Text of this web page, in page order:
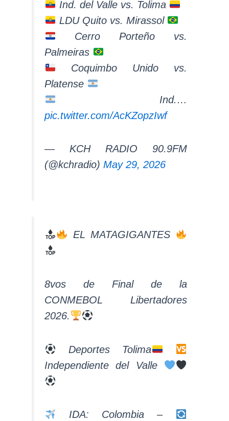
Ind. del Valle vs. Tolima
LDU Quito vs. Mirassol
Cerro Porteño vs.
Palmeiras
Coquimbo Unido vs.
Platense
Ind.…
pic.twitter.com/AcKZopzIwf
— KCH RADIO 90.9FM
(@kchradio)May 29, 2026
EL MATAGIGANTES
8vos de Final de la
CONMEBOL Libertadores
2026.
Deportes Tolima
Independiente del Valle
IDA: Colombia –